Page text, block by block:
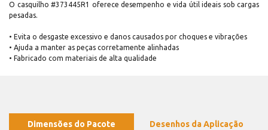
O casquilho #373445R1 oferece desempenho e vida útil ideais sob cargas
pesadas.
• Evita o desgaste excessivo e danos causados por choques e vibrações
• Ajuda a manter as peças corretamente alinhadas
• Fabricado com materiais de alta qualidade
Dimensões do Pacote Desenhos da Aplicação